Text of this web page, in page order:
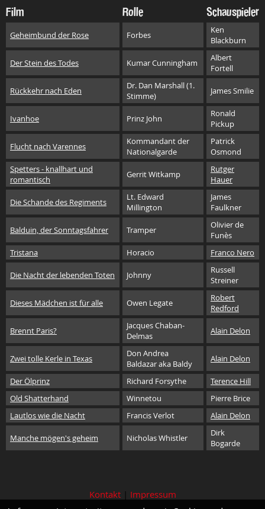
Film Rolle Schauspieler
Geheimbund der Rose Forbes
Ken
Blackburn
Der Stein des Todes Kumar Cunningham
Albert
Fortell
Rückkehr nach Eden
Dr. Dan Marshall (1.
Stimme)
James Smilie
Ivanhoe Prinz John
Ronald
Pickup
Flucht nach Varennes
Kommandant der
Nationalgarde
Patrick
Osmond
Spetters - knallhart und
romantisch
Gerrit Witkamp
Rutger
Hauer
Die Schande des Regiments
Lt. Edward
Millington
James
Faulkner
Balduin, der Sonntagsfahrer Tramper
Olivier de
Funès
Tristana
Horacio Franco Nero
Die Nacht der lebenden Toten Johnny
Russell
Streiner
Dieses Mädchen ist für alle Owen Legate
Robert
Redford
Brennt Paris?
Jacques Chaban-
Delmas
Alain Delon
Zwei tolle Kerle in Texas
Don Andrea
Baldazar aka Baldy
Alain Delon
Der Ölprinz Richard Forsythe
Terence Hill
Old Shatterhand
Winnetou
Pierre Brice
Lautlos wie die Nacht
Francis Verlot Alain Delon
Manche mögen's geheim Nicholas Whistler
Dirk
Bogarde
Kontakt| Impressum